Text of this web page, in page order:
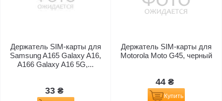
Держатель SIM-карты для
Samsung A165 Galaxy A16,
A166 Galaxy A16 5G,...
33 ₴
Держатель SIM-карты для
Motorola Moto G45, черный
44 ₴
Купить